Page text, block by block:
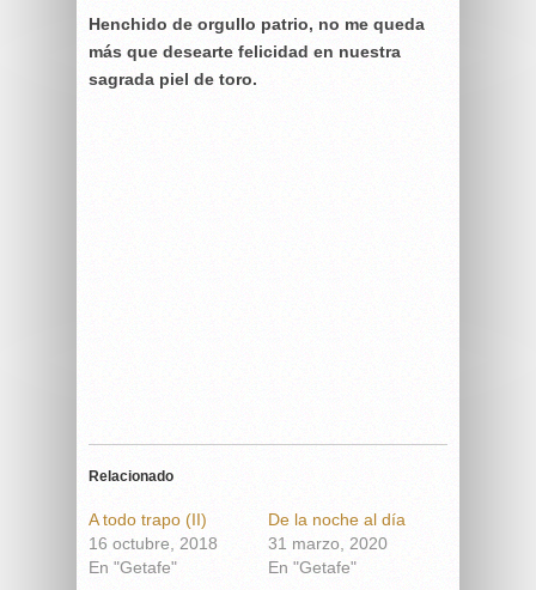
Henchido de orgullo patrio, no me queda
más que desearte felicidad en nuestra
sagrada piel de toro.
Relacionado
A todo trapo (II)
16 octubre, 2018
En "Getafe"
De la noche al día
31 marzo, 2020
En "Getafe"